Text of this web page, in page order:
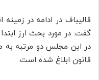
قالیباف در ادامه در
گفت: در مورد بحث ارز ابتدا
در این مجلس دو مرتبه به
قانون ابلاغ شده است.